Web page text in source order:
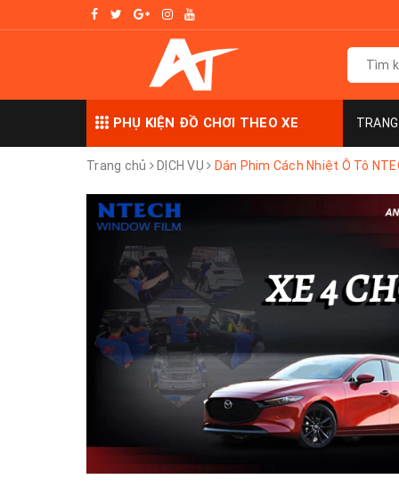
PHỤ KIỆN ĐỒ CHƠI THEO XE
Trang chủ DỊCH VỤ Dán Phim Cách Nhiệt Ô Tô